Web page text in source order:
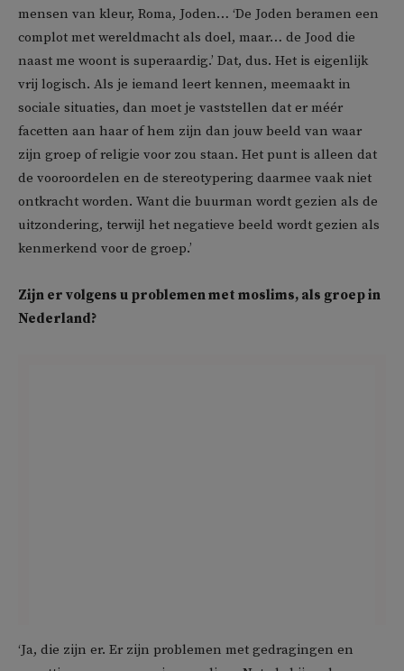
mensen van kleur, Roma, Joden… ‘De Joden beramen een
complot met wereldmacht als doel, maar… de Jood die
naast me woont is superaardig.’ Dat, dus. Het is eigenlijk
vrij logisch. Als je iemand leert kennen, meemaakt in
sociale situaties, dan moet je vaststellen dat er méér
facetten aan haar of hem zijn dan jouw beeld van waar
zijn groep of religie voor zou staan. Het punt is alleen dat
de vooroordelen en de stereotypering daarmee vaak niet
ontkracht worden. Want die buurman wordt gezien als de
uitzondering, terwijl het negatieve beeld wordt gezien als
kenmerkend voor de groep.’
Zijn er volgens u problemen met moslims, als groep in
Nederland?
‘Ja, die zijn er. Er zijn problemen met gedragingen en